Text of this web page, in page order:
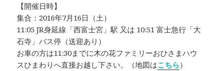
【開催日時】
集合：2016年7月16日（土）
11:05 JR身延線「西富士宮」駅 又は 10:51 富士急行「大
石寺」バス停（送迎あり）
お車の方は11:30までに木の花ファミリーおひさまハウ
スひまわりへ直接お越し下さい。（地図はこちら）